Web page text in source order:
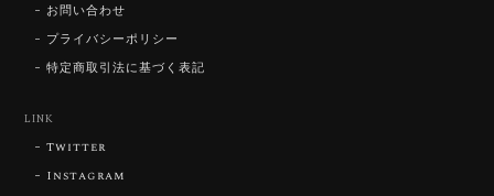
お問い合わせ
プライバシーポリシー
特定商取引法に基づく表記
LINK
Twitter
Instagram